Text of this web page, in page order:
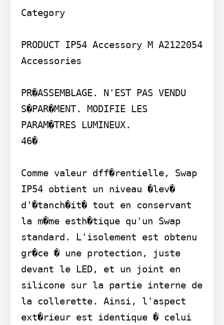
Category
PRODUCT IP54 Accessory M A2122054
Accessories
PR�ASSEMBLAGE. N'EST PAS VENDU
S�PAR�MENT. MODIFIE LES
PARAM�TRES LUMINEUX.
46�
Comme valeur dff�rentielle, Swap
IP54 obtient un niveau �lev�
d'�tanch�it� tout en conservant
la m�me esth�tique qu'un Swap
standard. L'isolement est obtenu
gr�ce � une protection, juste
devant le LED, et un joint en
silicone sur la partie interne de
la collerette. Ainsi, l'aspect
ext�rieur est identique � celui